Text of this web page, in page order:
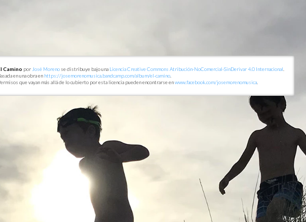
Camino por José Moreno se distribuye bajo una Licencia Creative Commons Atribución-NoComercial-SinDerivar 4.0 Internacional
en una obra en https://josemorenomusica.bandcamp.com/album/el-camino
que vayan más allá de lo cubierto por esta licencia pueden encontrarse enwww.facebook.com/josemorenomusica